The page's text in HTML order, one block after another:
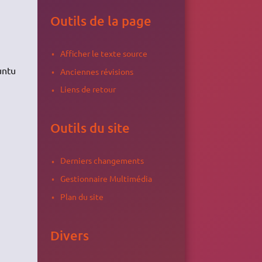
Outils de la page
Afficher le texte source
Anciennes révisions
Liens de retour
Outils du site
Derniers changements
Gestionnaire Multimédia
Plan du site
Divers